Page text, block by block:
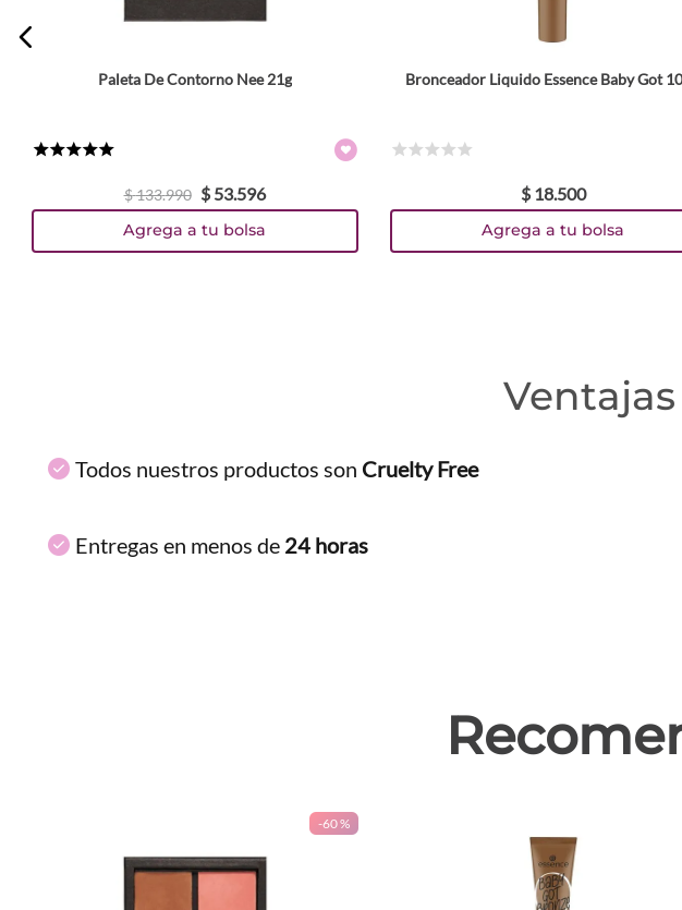
ENVIAR COMENTARIO
Paleta De Contorno Nee 21g
$133.990 $ 53.596
Agrega a tu bolsa
Bronceador Liquido Essence Baby Got
$ 18.500
Agrega a tu bolsa
Todos nuestros productos son Cruelty Free
Entregas en menos de 24 horas
-60 %